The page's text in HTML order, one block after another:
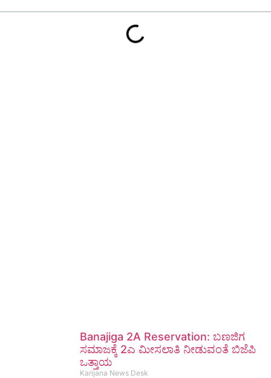
Banajiga 2A Reservation: ಬಣಜಿಗ
ಸಮಾಜಕ್ಕೆ 2ಎ ಮೀಸಲಾತಿ ನೀಡುವಂತೆ ಬಿಜೆಪಿ
ಒತ್ತಾಯ
Karijana News Desk